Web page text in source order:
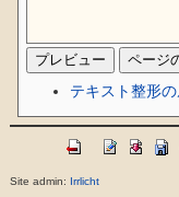
テキスト整形
Site admin: Irrlicht